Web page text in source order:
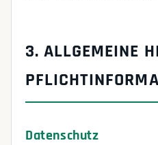
3. ALLGEMEINE
Datenschutz